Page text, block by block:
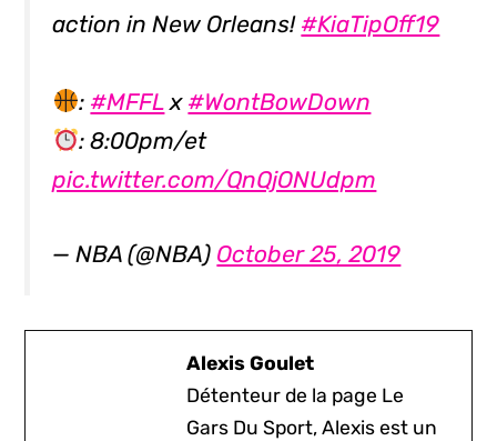
action in New Orleans! #KiaTipOff19
: #MFFL x #WontBowDown
: 8:00pm/et
pic.twitter.com/QnQjONUdpm
— NBA (@NBA) October 25, 2019
Alexis Goulet
Détenteur de la page Le
Gars Du Sport, Alexis est un